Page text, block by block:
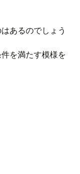
あるのでしょう
を満たす模様を